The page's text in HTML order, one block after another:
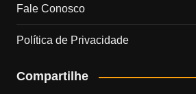
n
el
Fale Conosco
Política de Privacidade
Compartilhe